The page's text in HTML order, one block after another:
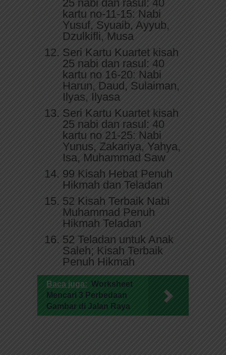
25 nabi dan rasul: 40
kartu no-11-15: Nabi
Yusuf, Syuaib, Ayyub,
Dzulkifli, Musa
Seri Kartu Kuartet kisah
25 nabi dan rasul: 40
kartu no 16-20: Nabi
Harun, Daud, Sulaiman,
Ilyas, Ilyasa
Seri Kartu Kuartet kisah
25 nabi dan rasul: 40
kartu no 21-25: Nabi
Yunus, Zakariya, Yahya,
Isa, Muhammad Saw
99 Kisah Hebat Penuh
Hikmah dan Teladan
52 Kisah Terbaik Nabi
Muhammad Penuh
Hikmah Teladan
52 Teladan untuk Anak
Saleh; Kisah Terbaik
Penuh Hikmah
Baca juga: Worksheet
Mencari 3 Perbedaan
Gambar di Jalan Raya